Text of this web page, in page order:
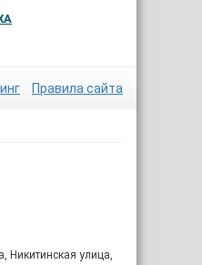
Правила сайта
Никитинская улица,